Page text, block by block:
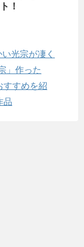
！
光宗が凄く
」作った
すすめを紹
品